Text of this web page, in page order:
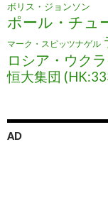
ボリス・ジョンソン
ポール・チュ
マーク・スピッツナゲル
ロシア・ウク
恒大集団
AD